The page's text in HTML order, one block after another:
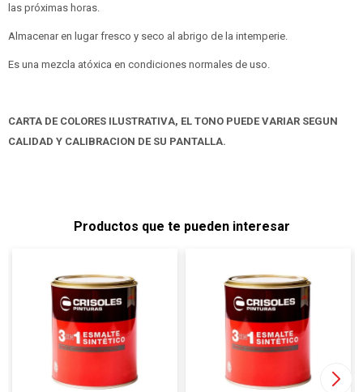
las próximas horas.
Almacenar en lugar fresco y seco al abrigo de la intemperie.
Es una mezcla atóxica en condiciones normales de uso.
CARTA DE COLORES ILUSTRATIVA, EL TONO PUEDE VARIAR SEGUN
CALIDAD Y CALIBRACION DE SU PANTALLA.
Productos que te pueden interesar